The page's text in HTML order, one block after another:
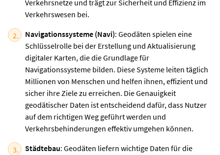
Verkehrsnetze und trägt zur Sicherheit und Effizienz im
Verkehrswesen bei.
Navigationssysteme (Navi): Geodäten spielen eine
Schlüsselrolle bei der Erstellung und Aktualisierung
digitaler Karten, die die Grundlage für
Navigationssysteme bilden. Diese Systeme leiten täglich
Millionen von Menschen und helfen ihnen, effizient und
sicher ihre Ziele zu erreichen. Die Genauigkeit
geodätischer Daten ist entscheidend dafür, dass Nutzer
auf dem richtigen Weg geführt werden und
Verkehrsbehinderungen effektiv umgehen können.
Städtebau: Geodäten liefern wichtige Daten für die